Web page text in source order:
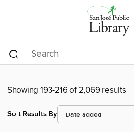
Showing 193-216 of 2,069 results
Sort Results By